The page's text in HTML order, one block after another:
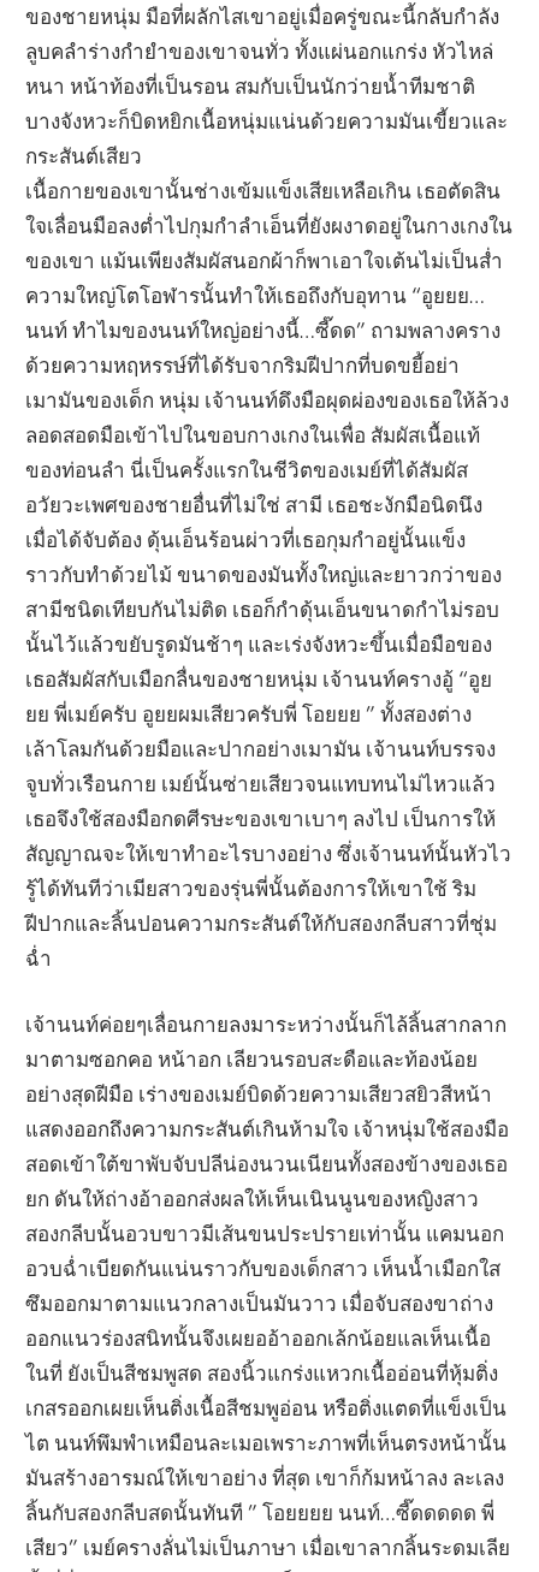
ของชายหนุ่ม มือที่ผลักไสเขาอยู่เมื่อครู่ขณะนี้กลับกำลัง
ลูบคลำร่างกำยำของเขาจนทั่ว ทั้งแผ่นอกแกร่ง หัวไหล่
หนา หน้าท้องที่เป็นรอน สมกับเป็นนักว่ายน้ำทีมชาติ
บางจังหวะก็บิดหยิกเนื้อหนุ่มแน่นด้วยความมันเขี้ยวและ
กระสันต์เสียว
เนื้อกายของเขานั้นช่างเข้มแข็งเสียเหลือเกิน เธอตัดสิน
ใจเลื่อนมือลงต่ำไปกุมกำลำเอ็นที่ยังผงาดอยู่ในกางเกงใน
ของเขา แม้นเพียงสัมผัสนอกผ้าก็พาเอาใจเต้นไม่เป็นส่ำ
ความใหญ่โตโอฬารนั้นทำให้เธอถึงกับอุทาน “อูยยย…
นนท์ ทำไมของนนท์ใหญ่อย่างนี้…ซี๊ดด” ถามพลางคราง
ด้วยความหฤหรรษ์ที่ได้รับจากริมฝีปากที่บดขยี้อย่า
เมามันของเด็ก หนุ่ม เจ้านนท์ดึงมือผุดผ่องของเธอให้ล้วง
ลอดสอดมือเข้าไปในขอบกางเกงในเพื่อ สัมผัสเนื้อแท้
ของท่อนลำ นี่เป็นครั้งแรกในชีวิตของเมย์ที่ได้สัมผัส
อวัยวะเพศของชายอื่นที่ไม่ใช่ สามี เธอชะงักมือนิดนึง
เมื่อได้จับต้อง ดุ้นเอ็นร้อนผ่าวที่เธอกุมกำอยู่นั้นแข็ง
ราวกับทำด้วยไม้ ขนาดของมันทั้งใหญ่และยาวกว่าของ
สามีชนิดเทียบกันไม่ติด เธอก็กำดุ้นเอ็นขนาดกำไม่รอบ
นั้นไว้แล้วขยับรูดมันช้าๆ และเร่งจังหวะขึ้นเมื่อมือของ
เธอสัมผัสกับเมือกลื่นของชายหนุ่ม เจ้านนท์ครางอู้ “อูย
ยย พี่เมย์ครับ อูยยผมเสียวครับพี่ โอยยย ” ทั้งสองต่าง
เล้าโลมกันด้วยมือและปากอย่างเมามัน เจ้านนท์บรรจง
จูบทั่วเรือนกาย เมย์นั้นซ่ายเสียวจนแทบทนไม่ไหวแล้ว
เธอจึงใช้สองมือกดศีรษะของเขาเบาๆ ลงไป เป็นการให้
สัญญาณจะให้เขาทำอะไรบางอย่าง ซึ่งเจ้านนท์นั้นหัวไว
รู้ได้ทันทีว่าเมียสาวของรุ่นพี่นั้นต้องการให้เขาใช้ ริม
ฝีปากและลิ้นปอนความกระสันต์ให้กับสองกลีบสาวที่ชุ่ม
ฉ่ำ
เจ้านนท์ค่อยๆเลื่อนกายลงมาระหว่างนั้นก็ไล้ลิ้นสากลาก
มาตามซอกคอ หน้าอก เลียวนรอบสะดือและท้องน้อย
อย่างสุดฝีมือ เร่างของเมย์บิดด้วยความเสียวสยิวสีหน้า
แสดงออกถึงความกระสันต์เกินห้ามใจ เจ้าหนุ่มใช้สองมือ
สอดเข้าใต้ขาพับจับปลีน่องนวนเนียนทั้งสองข้างของเธอ
ยก ดันให้ถ่างอ้าออกส่งผลให้เห็นเนินนูนของหญิงสาว
สองกลีบนั้นอวบขาวมีเส้นขนประปรายเท่านั้น แคมนอก
อวบฉ่ำเบียดกันแน่นราวกับของเด็กสาว เห็นน้ำเมือกใส
ซึมออกมาตามแนวกลางเป็นมันวาว เมื่อจับสองขาถ่าง
ออกแนวร่องสนิทนั้นจึงเผยออ้าออกเล้กน้อยแลเห็นเนื้อ
ในที่ ยังเป็นสีชมพูสด สองนิ้วแกร่งแหวกเนื้ออ่อนที่หุ้มติ่ง
เกสรออกเผยเห็นติ่งเนื้อสีชมพูอ่อน หรือติ่งแตดที่แข็งเป็น
ไต นนท์พึมพำเหมือนละเมอเพราะภาพที่เห็นตรงหน้านั้น
มันสร้างอารมณ์ให้เขาอย่าง ที่สุด เขาก็ก้มหน้าลง ละเลง
ลิ้นกับสองกลีบสดนั้นทันที ” โอยยยย นนท์…ซี๊ดดดดด พี่
เสียว” เมย์ครางลั่นไม่เป็นภาษา เมื่อเขาลากลิ้นระดมเลีย